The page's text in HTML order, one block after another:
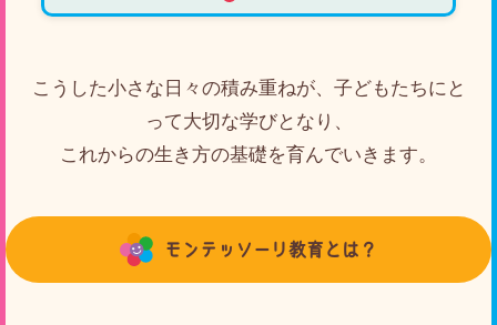
こうした小さな日々の積み重ねが、子どもたちにと
って大切な学びとなり、
これからの生き方の基礎を育んでいきます。
モンテッソーリ教育とは？